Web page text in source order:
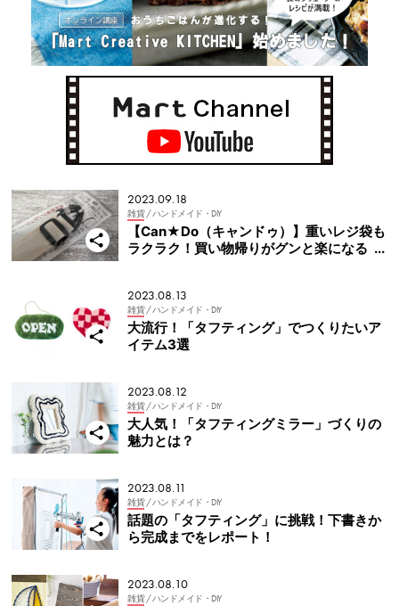
2023.09.18
雑貨 / ハンドメイド・DIY
【Can★Do（キャンドゥ）】重いレジ袋も
ラクラク！買い物帰りがグンと楽になる
2023.08.13
雑貨 / ハンドメイド・DIY
大流行！「タフティング」でつくりたいア
イテム3選
2023.08.12
雑貨 / ハンドメイド・DIY
大人気！「タフティングミラー」づくりの
魅力とは？
2023.08.11
雑貨 / ハンドメイド・DIY
話題の「タフティング」に挑戦！下書きか
ら完成までをレポート！
2023.08.10
雑貨 / ハンドメイド・DIY